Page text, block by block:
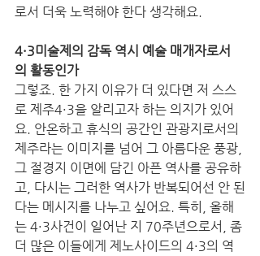
로서 더욱 노력해야 한다 생각해요.
4·3미술제의 감독 역시 예술 매개자로서
의 활동인가
그렇죠. 한 가지 이유가 더 있다면 저 스스
로 제주4·3을 알리고자 하는 의지가 있어
요. 안온하고 휴식의 공간인 관광지로서의
제주라는 이미지를 넘어 그 아름다운 풍광,
그 절경지 이면에 담긴 아픈 역사를 공유하
고, 다시는 그러한 역사가 반복되어선 안 된
다는 메시지를 나누고 싶어요. 특히, 올해
는 4·3사건이 일어난 지 70주년으로서, 좀
더 많은 이들에게 제노사이드의 4·3의 역